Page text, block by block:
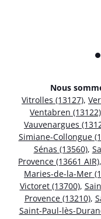
Nous
Vitrolles (13127),
Ventabren (13122)
Vauvenargues
Simiane-Collongue
Sénas (13560),
Provence (13661 AIR),
Maries-de-la-Mer
Victoret (13700),
Provence (13210),
Saint-Paul-lès-